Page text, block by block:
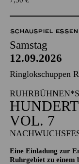
SCHAUSPIEL ESSEN
Samstag
12.09.2026
Ringlokschuppen
VOL. 7
Eine Einladung zur
Ruhrgebiet zu einem